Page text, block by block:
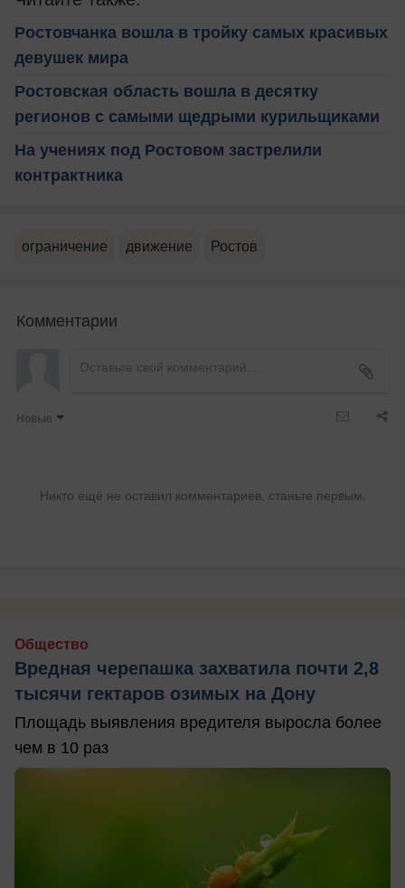
Ростовчанка вошла в тройку самых красивых
девушек мира
Ростовская область вошла в десятку
регионов с самыми щедрыми курильщиками
На учениях под Ростовом застрелили
контрактника
ограничение движение Ростов
Комментарии
Новые
Никто ещё не оставил комментариев, станьте первым.
Общество
Вредная черепашка захватила почти 2,8
тысячи гектаров озимых на Дону
Площадь выявления вредителя выросла более
чем в 10 раз